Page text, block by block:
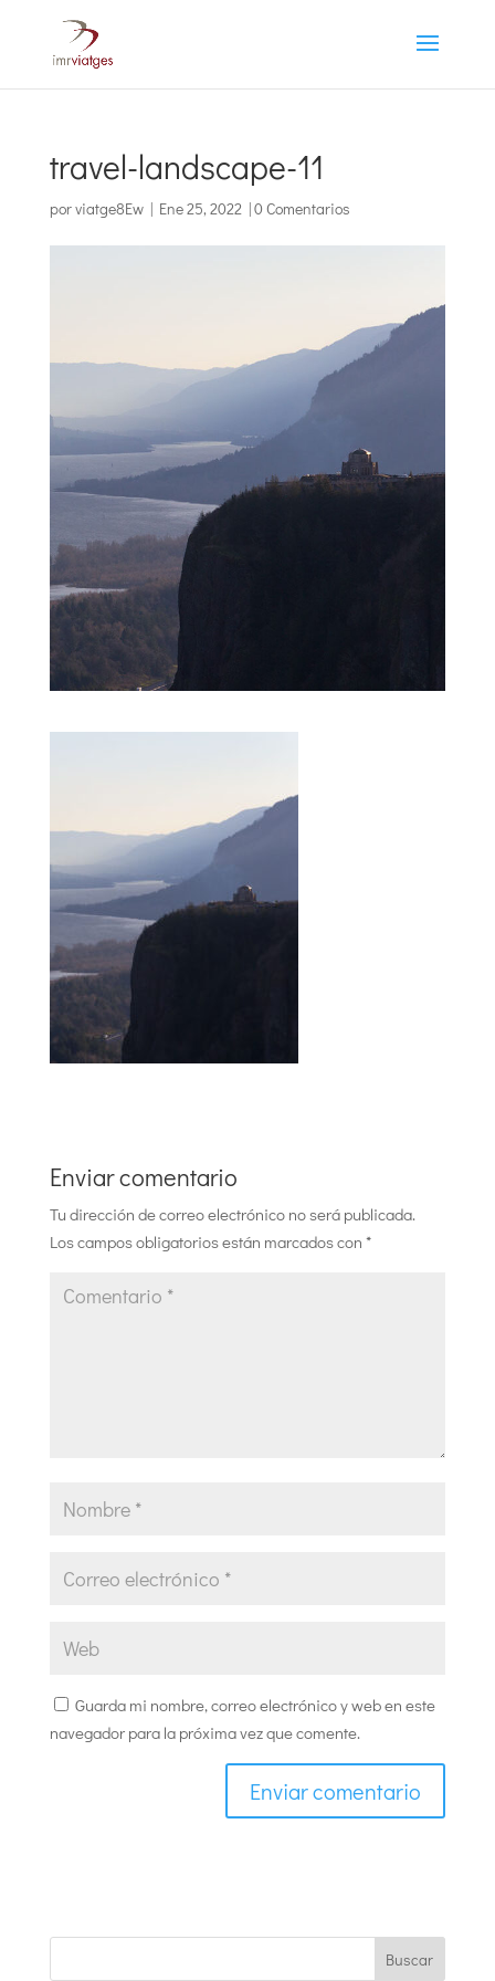
travel-landscape-11
porviatge8Ew| Ene 25, 2022|0 Comentarios
Enviar comentario
Tu dirección de correo electrónico no será publicada.
Los campos obligatorios están marcados con *
Guarda mi nombre, correo electrónico y web en este
navegador para la próxima vez que comente.
Buscar